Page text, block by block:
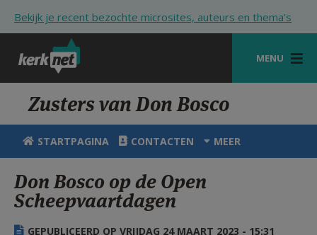
Bekijk je recent bezochte microsites, auteurs en thema's
MENU
STARTPAGINA
KERK
VIERINGEN
SHOP
Zusters van Don Bosco
STARTPAGINA CONTACTEN MEER
Don Bosco op de Open
Scheepvaartdagen
GEPUBLICEERD OP VRIJDAG 24 MAART 2023 - 15:31